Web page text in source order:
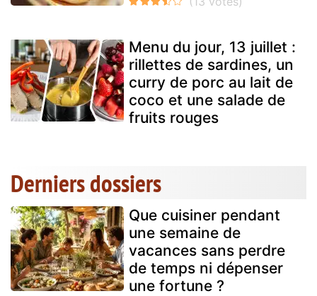
Menu du jour, 13 juillet :
rillettes de sardines, un
curry de porc au lait de
coco et une salade de
fruits rouges
Derniers dossiers
Que cuisiner pendant
une semaine de
vacances sans perdre
de temps ni dépenser
une fortune ?